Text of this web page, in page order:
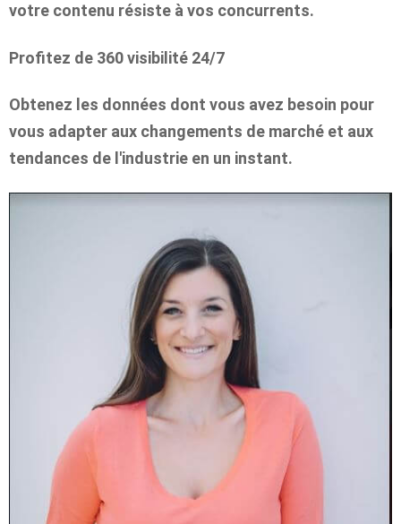
votre contenu résiste à vos concurrents.
Profitez de 360 ​​visibilité 24/7
Obtenez les données dont vous avez besoin pour
vous adapter aux changements de marché et aux
tendances de l'industrie en un instant.